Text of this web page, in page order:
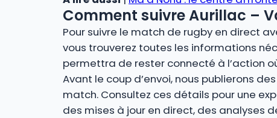
Comment suivre Aurillac –
Pour suivre le match de rugby en direct
vous trouverez toutes les informations
permettra de rester connecté à l’action
Avant le coup d’envoi, nous publierons
match. Consultez ces détails pour une
des mises à jour en direct, des analyses